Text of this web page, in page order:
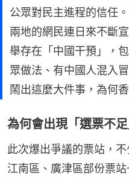
公眾對民主進程的信任
兩地的網民連日來不斷
舉存在「中國干預」，
眾做法、有中國人混入
鬧出這麼大件事，為何
為何會出現「選票不足
此次爆出爭議的票站，
江南區、廣津區部份票